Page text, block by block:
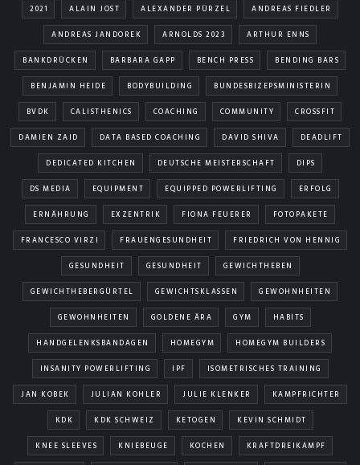
2021 ALAIN JOST ALEXANDER PÜRZEL ANDREAS FIEDLER
ANDREAS JANDOREK ARNOLDS 2023 ARTHUR ENNS
BANKDRÜCKEN BARBARA GAPP BENCH PRESS BENDING BARS
BENJAMIN HEIDE BODYBUILDING BUNDESBIZEPSMINISTERIN
BVDK CALISTHENICS COACHING COMMUNITY CROSSFIT
DAMIEN ZAID DATA BASED COACHING DAVID SHIVA DEADLIFT
DEDICATED KITCHEN DEUTSCHE MEISTERSCHAFT DIPS
DS MEDIA EQUIPMENT EQUIPPED POWERLIFTING ERFOLG
ERNÄHRUNG EXZENTRIK FIONA FEUERER FOTOPAKETE
FRANCESCO VIRZI FRAUENGESUNDHEIT FRIEDRICH VON HENNIG
GESUNDHEIT GESUNDHEIT GEWICHTHEBEN
GEWICHTHEBERGÜRTEL GEWICHTSKLASSEN GEWOHNHEITEN
GEWOHNHEITEN GOLDENE ÄRA GYM HABITS
HANDGELENKSBANDAGEN HOMEGYM HOMEGYM BUILDERS
INSANITY POWERLIFTING IPF ISOMETRISCHES TRAINING
JAN KOBEK JULIAN KOHLER JULIE KLENKER KAMPFRICHTER
KDK KDK SCHWEIZ KETOGEN KEVIN SCHMIDT
KNEE SLEEVES KNIEBEUGE KOCHEN KRAFTDREIKAMPF